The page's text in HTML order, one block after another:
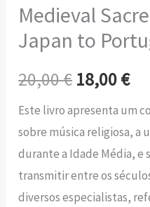
Medieval
Japan to
20,00€ 18,00€
Este livro apresenta um
sobre música religiosa, a
durante a Idade Média, e
transmitir entre os
diversos especialistas,